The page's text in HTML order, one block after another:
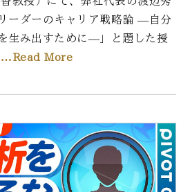
ーダーのキャリア戦略論 ―自分
生み出すために―」と題した授
…Read More